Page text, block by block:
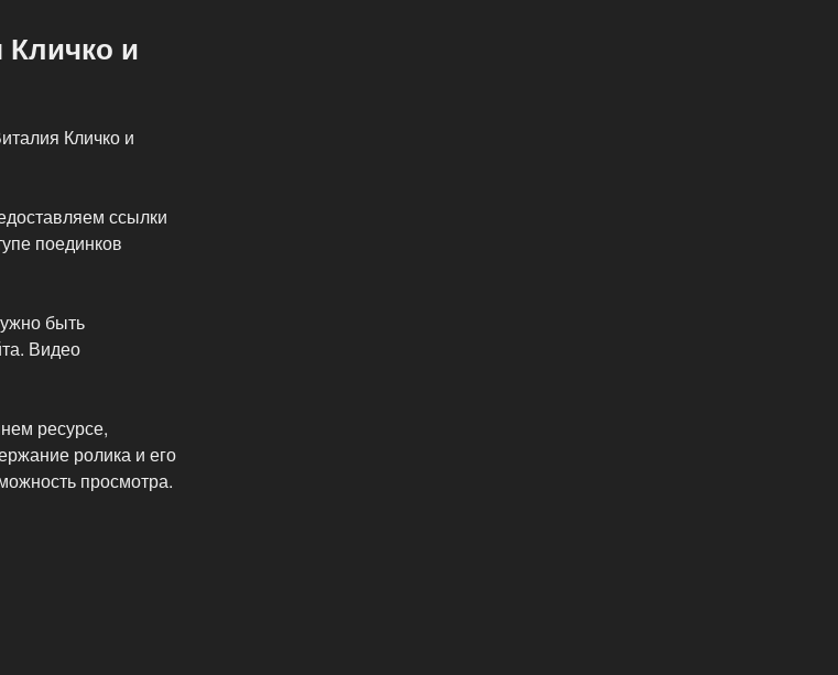
и
Кличко и
ссылки
поединков
быть
Видео
ресурсе,
ролика и его
просмотра.